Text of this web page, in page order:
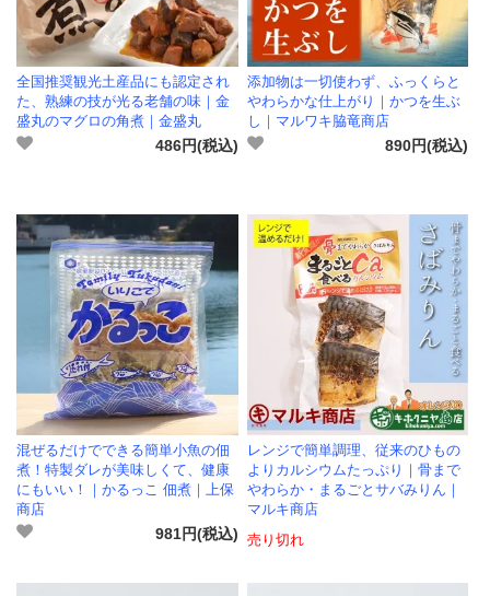
全国推奨観光土産品にも認定され
た、熟練の技が光る老舗の味｜金
盛丸のマグロの角煮｜金盛丸
486円(税込)
添加物は一切使わず、ふっくらと
やわらかな仕上がり｜かつを生ぶ
し｜マルワキ脇竜商店
890円(税込)
混ぜるだけでできる簡単小魚の佃
煮！特製ダレが美味しくて、健康
にもいい！｜かるっこ 佃煮｜上保
商店
981円(税込)
レンジで簡単調理、従来のひもの
よりカルシウムたっぷり｜骨まで
やわらか・まるごとサバみりん｜
マルキ商店
売り切れ